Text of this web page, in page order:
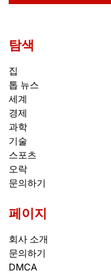
탐색
집
톱 뉴스
세계
경제
과학
기술
스포츠
오락
문의하기
페이지
회사 소개
문의하기
DMCA